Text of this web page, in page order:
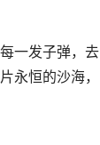
一发子弹，去
永恒的沙海，